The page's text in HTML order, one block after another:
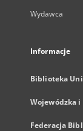
Wydawca
Informacje
Biblioteka
Wojewódzka
Federacja